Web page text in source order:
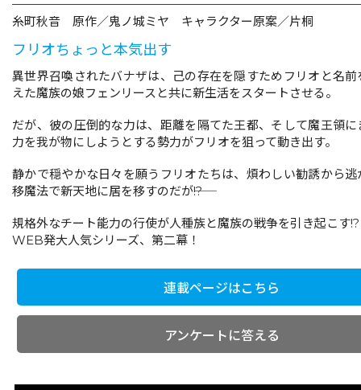
糸町秋音 原作／鬼ノ城ミヤ キャラクター原案／片桐
フリオちょっと本気出す
異世界召喚されたバナザは、己の存在を隠すためフリオと名
えた魔族の娘フェンリースと共に新生活をスタートさせる。
だが、彼の圧倒的な力は、距離を隔てた王都、そして魔王領
力を我が物にしようとする勢力がフリオを狙って動き出す。
静かで穏やかな日々を願うフリオたちは、煩わしい勧誘から
移魔法で新天地に居を移すのだが――!?
規格外なチート能力の行使が人種族と魔族の戦争を引き起こす!?
WEB発大人気シリーズ、第二幕！
連載ページはこちら
アンケートに答える